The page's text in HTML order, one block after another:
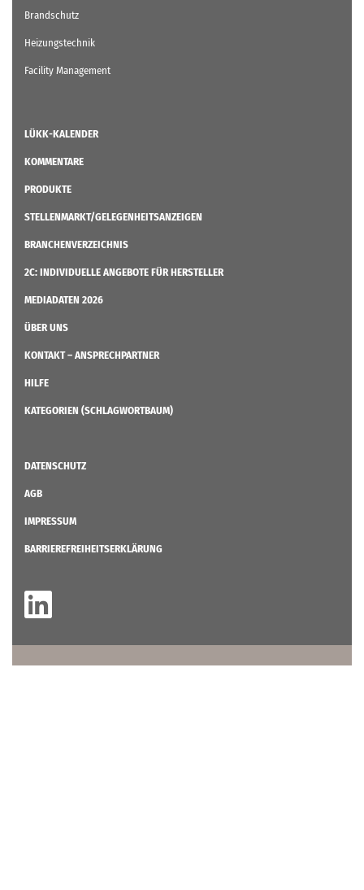
Brandschutz
Heizungstechnik
Facility Management
LÜKK-KALENDER
KOMMENTARE
PRODUKTE
STELLENMARKT/GELEGENHEITSANZEIGEN
BRANCHENVERZEICHNIS
2C: INDIVIDUELLE ANGEBOTE FÜR HERSTELLER
MEDIADATEN 2026
ÜBER UNS
KONTAKT – ANSPRECHPARTNER
HILFE
KATEGORIEN (SCHLAGWORTBAUM)
DATENSCHUTZ
AGB
IMPRESSUM
BARRIEREFREIHEITSERKLÄRUNG